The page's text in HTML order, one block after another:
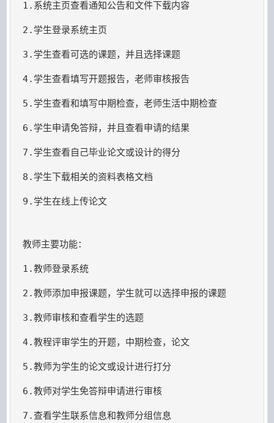
1.系统主页查看通知公告和文件下载内容
2.学生登录系统主页
3.学生查看可选的课题，并且选择课题
4.学生查看填写开题报告，老师审核报告
5.学生查看和填写中期检查，老师生活中期检查
6.学生申请免答辩，并且查看申请的结果
7.学生查看自己毕业论文或设计的得分
8.学生下载相关的资料表格文档
9.学生在线上传论文
教师主要功能：
1.教师登录系统
2.教师添加申报课题，学生就可以选择申报的课题
3.教师审核和查看学生的选题
4.教程评审学生的开题，中期检查，论文
5.教师为学生的论文或设计进行打分
6.教师对学生免答辩申请进行审核
7.查看学生联系信息和教师分组信息